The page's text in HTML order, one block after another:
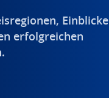
Einblicke
erfolgreichen